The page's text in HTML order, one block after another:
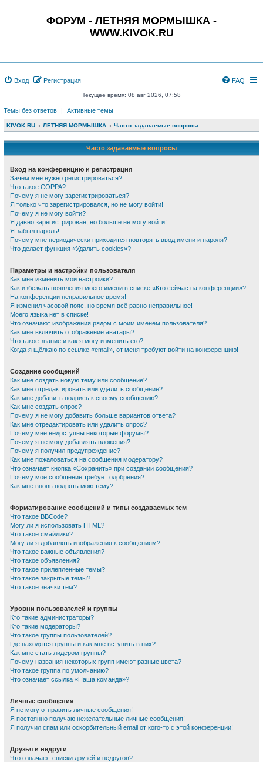
ФОРУМ - ЛЕТНЯЯ МОРМЫШКА -
WWW.KIVOK.RU
Вход Регистрация FAQ
Текущее время: 08 авг 2026, 07:58
Темы без ответов | Активные темы
KIVOK.RU ЛЕТНЯЯ МОРМЫШКА Часто задаваемые вопросы
Часто задаваемые вопросы
Вход на конференцию и регистрация
Зачем мне нужно регистрироваться?
Что такое COPPA?
Почему я не могу зарегистрироваться?
Я только что зарегистрировался, но не могу войти!
Почему я не могу войти?
Я давно зарегистрирован, но больше не могу войти!
Я забыл пароль!
Почему мне периодически приходится повторять ввод имени и пароля?
Что делает функция «Удалить cookies»?
Параметры и настройки пользователя
Как мне изменить мои настройки?
Как избежать появления моего имени в списке «Кто сейчас на конференции»?
На конференции неправильное время!
Я изменил часовой пояс, но время всё равно неправильное!
Моего языка нет в списке!
Что означают изображения рядом с моим именем пользователя?
Как мне включить отображение аватары?
Что такое звание и как я могу изменить его?
Когда я щёлкаю по ссылке «email», от меня требуют войти на конференцию!
Создание сообщений
Как мне создать новую тему или сообщение?
Как мне отредактировать или удалить сообщение?
Как мне добавить подпись к своему сообщению?
Как мне создать опрос?
Почему я не могу добавить больше вариантов ответа?
Как мне отредактировать или удалить опрос?
Почему мне недоступны некоторые форумы?
Почему я не могу добавлять вложения?
Почему я получил предупреждение?
Как мне пожаловаться на сообщения модератору?
Что означает кнопка «Сохранить» при создании сообщения?
Почему моё сообщение требует одобрения?
Как мне вновь поднять мою тему?
Форматирование сообщений и типы создаваемых тем
Что такое BBCode?
Могу ли я использовать HTML?
Что такое смайлики?
Могу ли я добавлять изображения к сообщениям?
Что такое важные объявления?
Что такое объявления?
Что такое прилепленные темы?
Что такое закрытые темы?
Что такое значки тем?
Уровни пользователей и группы
Кто такие администраторы?
Кто такие модераторы?
Что такое группы пользователей?
Где находятся группы и как мне вступить в них?
Как мне стать лидером группы?
Почему названия некоторых групп имеют разные цвета?
Что такое группа по умолчанию?
Что означает ссылка «Наша команда»?
Личные сообщения
Я не могу отправить личные сообщения!
Я постоянно получаю нежелательные личные сообщения!
Я получил спам или оскорбительный email от кого-то с этой конференции!
Друзья и недруги
Что означают списки друзей и недругов?